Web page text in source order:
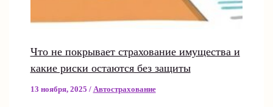
Что не покрывает страхование имущества и
какие риски остаются без защиты
13 ноября, 2025 / Автострахование